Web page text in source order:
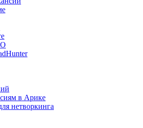
в Арике
нетворкинга